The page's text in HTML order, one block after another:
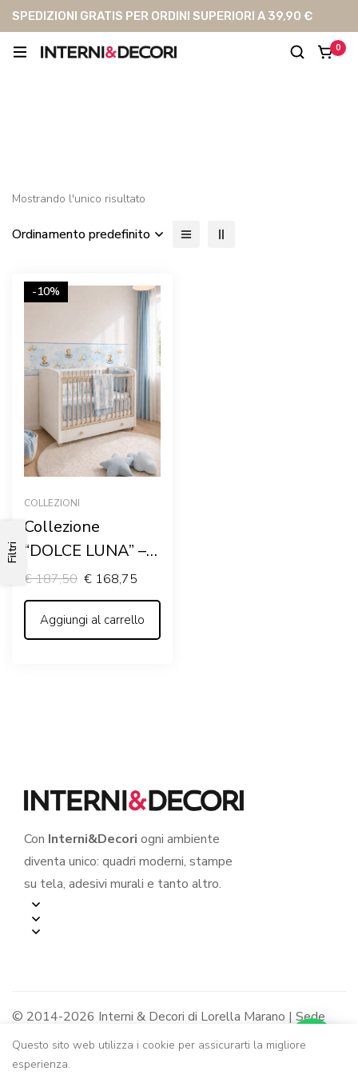
SPEDIZIONI GRATIS PER ORDINI SUPERIORI A 39,90 €
0
Luna
Filtri
Mostrando l'unico risultato
Ordinamento predefinito
-10%
COLLEZIONI
Collezione
“DOLCE LUNA” –
Kit coordinato per
cameretta
completa
€187,50 € 168,75
Aggiungi al carrello
Con Interni&Decori ogni ambiente
diventa unico: quadri moderni, stampe
su tela, adesivi murali e tanto altro.
© 2014-2026 Interni & Decori di Lorella Marano | Sede
legale: Via R. Jemma 12/B - 84091 Battipaglia (SA) |
P.IVA: 05319240650 - R.E.A. SA-436963
Questo sito web utilizza i cookie per assicurarti la migliore
esperienza.